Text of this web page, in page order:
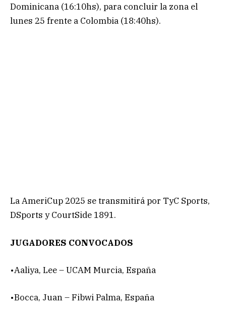
Dominicana (16:10hs), para concluir la zona el
lunes 25 frente a Colombia (18:40hs).
La AmeriCup 2025 se transmitirá por TyC Sports,
DSports y CourtSide 1891.
JUGADORES CONVOCADOS
•Aaliya, Lee – UCAM Murcia, España
•Bocca, Juan – Fibwi Palma, España